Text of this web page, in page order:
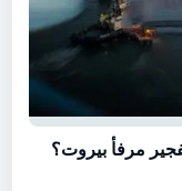
مرفأ بيروت؟